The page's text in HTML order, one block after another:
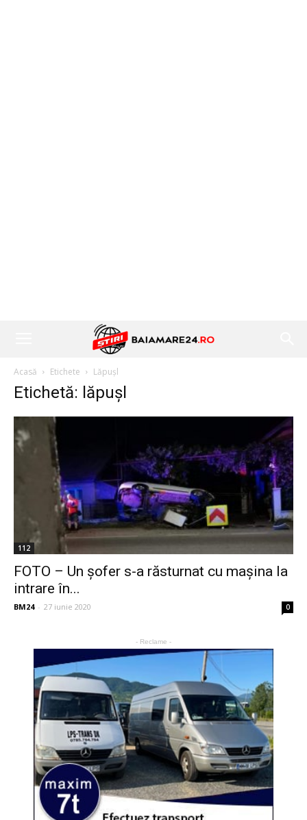
Acasă Etichete Lăpușl
Etichetă: lăpușl
112
FOTO – Un șofer s-a răsturnat cu mașina la
intrare în...
BM24 - 27 iunie 2020 0
- Reclame -